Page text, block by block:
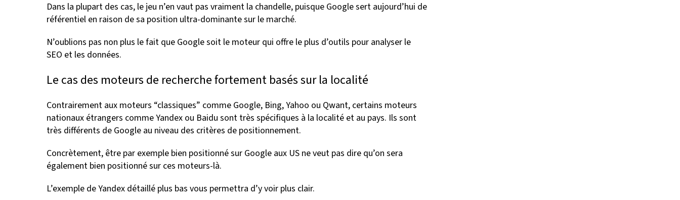
Dans la plupart des cas, le jeu n’en vaut pas vraiment la chandelle, puisque Google sert aujourd’hui de
référentiel en raison de sa position ultra-dominante sur le marché.
N’oublions pas non plus le fait que Google soit le moteur qui offre le plus d’outils pour analyser le
SEO et les données.
Le cas des moteurs de recherche fortement basés sur la localité
Contrairement aux moteurs “classiques” comme Google, Bing, Yahoo ou Qwant, certains moteurs
nationaux étrangers comme Yandex ou Baidu sont très spécifiques à la localité et au pays. Ils sont
très différents de Google au niveau des critères de positionnement.
Concrètement, être par exemple bien positionné sur Google aux US ne veut pas dire qu’on sera
également bien positionné sur ces moteurs-là.
L’exemple de Yandex détaillé plus bas vous permettra d’y voir plus clair.